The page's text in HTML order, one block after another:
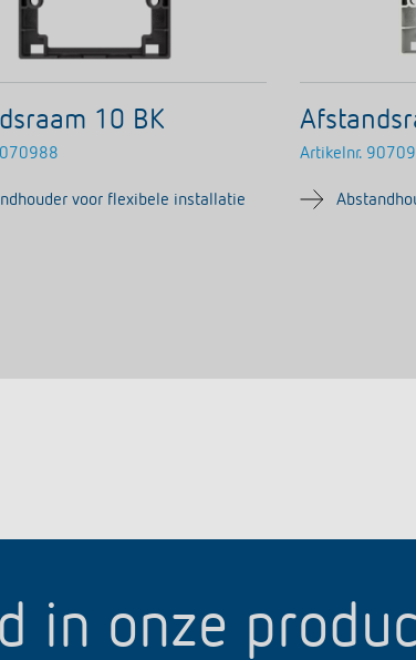
10 BK
voor flexibele installatie
Artikelnr.
in onze